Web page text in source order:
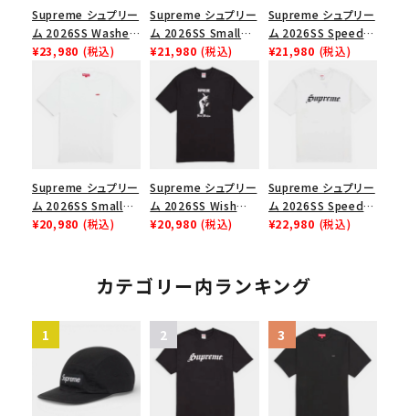
Supreme シュプリー
ム 2026SS Washed
Chino Twill Camp
¥23,980 (税込)
Supreme シュプリー
ム 2026SS Small
Box Tee スモールボ
ックスTシャツ ブラッ
¥21,980 (税込)
Supreme シュプリー
ム 2026SS Speed
Tee スピードTシャツ
¥21,980 (税込)
Supreme シュプリー
ム 2026SS Small
Box Tee スモールボ
¥20,980 (税込)
Supreme シュプリー
ム 2026SS Wish
Tee ウィッシュTシ
¥20,980 (税込)
Supreme シュプリー
ム 2026SS Speed
Tee スピードTシャツ
¥22,980 (税込)
カテゴリー内ランキング